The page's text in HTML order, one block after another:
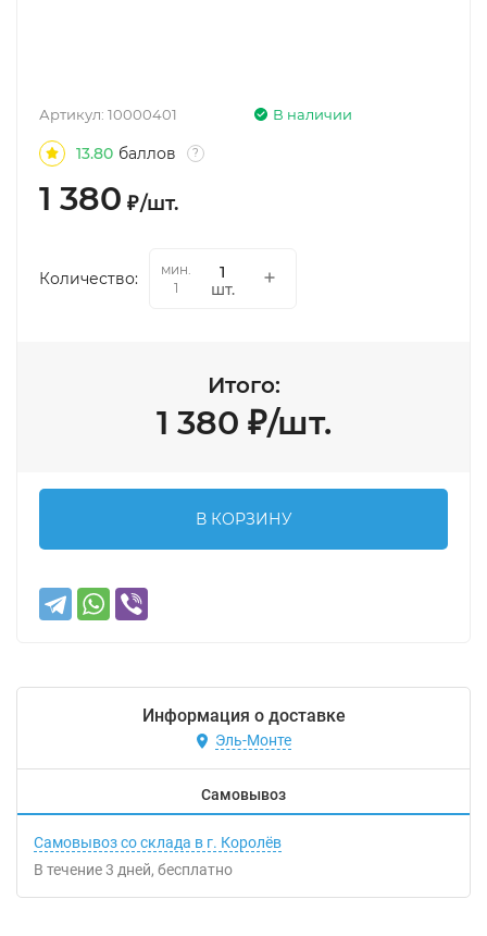
В наличии
Артикул: 10000401
13.80 баллов ?
1 380 ₽/шт.
Количество:
мин.
1
шт.
Итого:
1 380 ₽/шт.
В КОРЗИНУ
Информация о доставке
Эль-Монте
Самовывоз
Самовывоз со склада в г. Королёв
В течение3 дней Бесплатно